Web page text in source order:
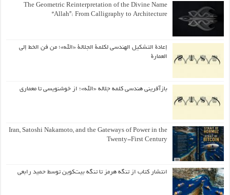
The Geometric Reinterpretation of the Divine Name
“Allah”: From Calligraphy to Architecture
إعادة التشكيل الهندسي لكلمة الجلالة «الله»؛ من فن الخط إلى
العمارة
بازآفرینی هندسی کلمه جلاله «الله»؛ از خوشنویسی تا معماری
Iran, Satoshi Nakamoto, and the Gateways of Power in the
Twenty-First Century
انتشار کتاب از تنگه هرمز تا تنگه بیت‌کوین توسط حمید رابعی